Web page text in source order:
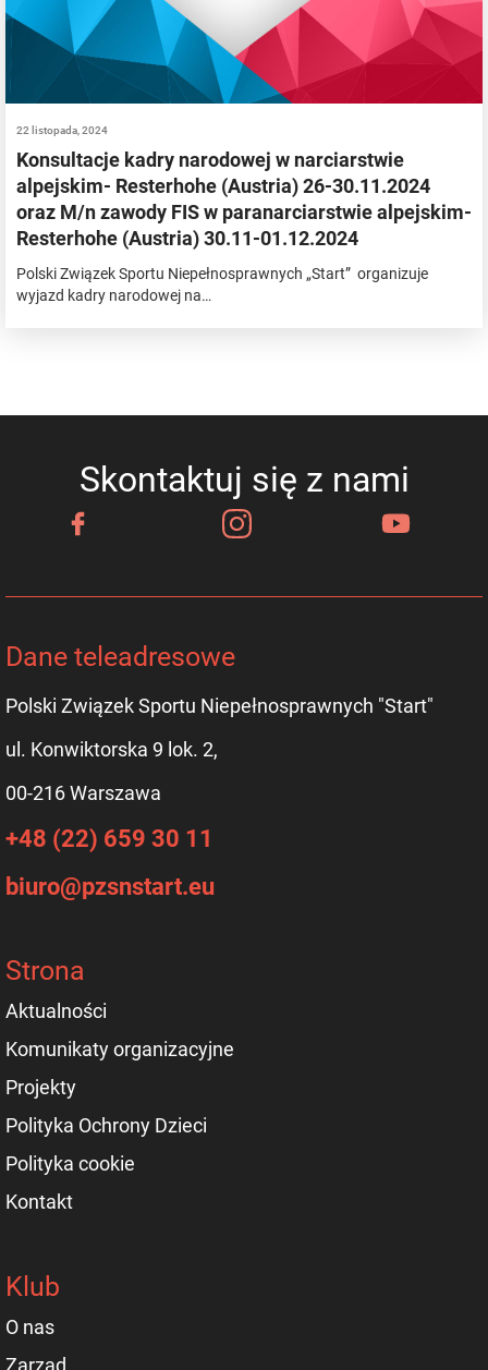
22 listopada, 2024
Konsultacje kadry narodowej w narciarstwie
alpejskim- Resterhohe (Austria) 26-30.11.2024
oraz M/n zawody FIS w paranarciarstwie alpejskim-
Resterhohe (Austria) 30.11-01.12.2024
Polski Związek Sportu Niepełnosprawnych „Start” organizuje
wyjazd kadry narodowej na…
Skontaktuj się z nami
Dane teleadresowe
Polski Związek Sportu Niepełnosprawnych "Start"
ul. Konwiktorska 9 lok. 2,
00-216 Warszawa
+48 (22) 659 30 11
biuro@pzsnstart.eu
Strona
Aktualności
Komunikaty organizacyjne
Projekty
Polityka Ochrony Dzieci
Polityka cookie
Kontakt
Klub
O nas
Zarząd